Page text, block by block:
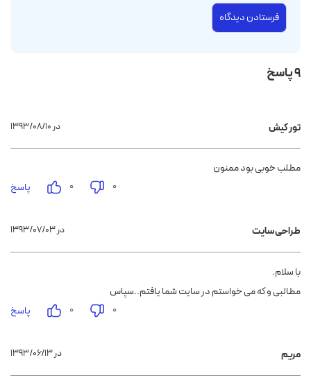
9 پاسخ
تور کیش ۱۳۹۳/۰۸/۱۰ در
مطلب خوبی بود ممنون
۰
۰ پاسخ
طراحی سایت ۱۳۹۳/۰۷/۰۳ در
با سلام.
مطالبی و که می خواستم در سایت شما یافتم..سپاس
۰
۰ پاسخ
مریم ۱۳۹۳/۰۶/۱۳ در